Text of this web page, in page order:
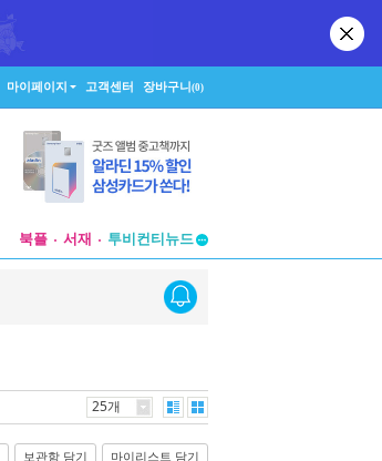
마이페이지 고객센터 장바구니(0)
북플 서재
투비컨티뉴드
투비컨티뉴드
25개
보관함 담기 마이리스트 담기